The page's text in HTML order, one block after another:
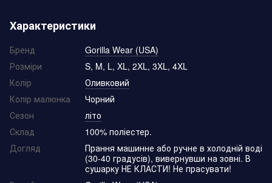
Характеристики
Бренд
Gorilla Wear (USA)
Розміри
S, M, L, XL, 2XL, 3XL, 4XL
Колір
Оливковий
Колір малюнка
Чорний
Сезон
літо
Склад
100% поліестер.
Догляд
Прання машинне або ручне в холодній воді
(30-40 градусів), вивернувши на зовні. В
сушарку НЕ КЛАСТИ! Не прасувати!